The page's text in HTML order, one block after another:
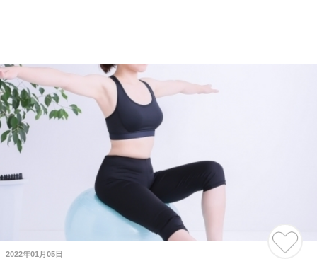
2022年01月05日